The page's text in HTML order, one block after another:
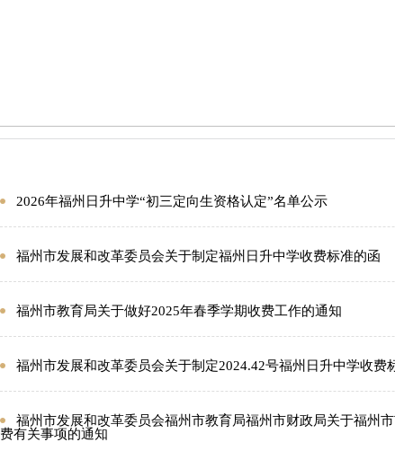
2026年福州日升中学“初三定向生资格认定”名单公示
福州市发展和改革委员会关于制定福州日升中学收费标准的函
福州市教育局关于做好2025年春季学期收费工作的通知
福州市发展和改革委员会关于制定2024.42号福州日升中学收费
福州市发展和改革委员会福州市教育局福州市财政局关于福州
费有关事项的通知